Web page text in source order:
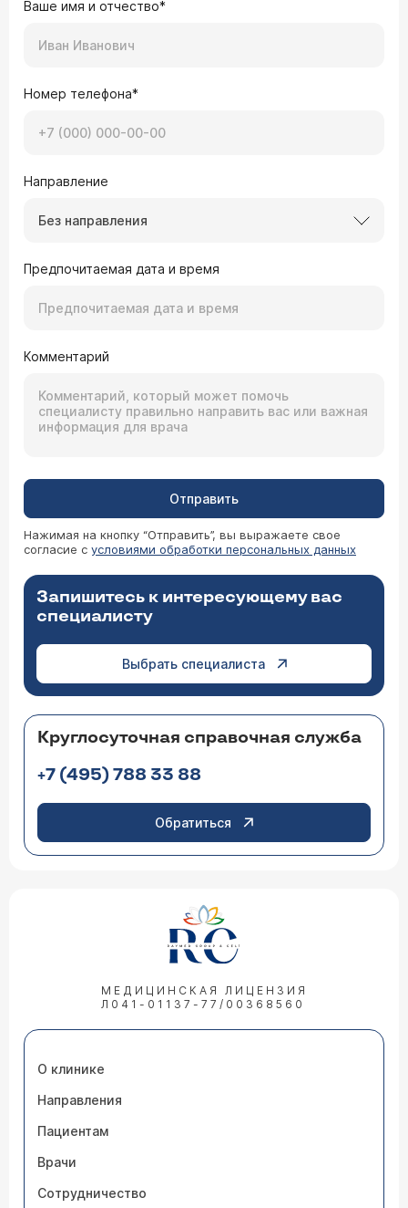
Ваше имя и отчество*
Номер телефона*
Направление
Без направления
Предпочитаемая дата и время
Комментарий
Отправить
Нажимая на кнопку “Отправить”, вы выражаете свое
согласие с условиями обработки персональных данных
Запишитесь к интересующему вас
специалисту
Выбрать специалиста
Круглосуточная справочная служба
+7 (495) 788 33 88
Обратиться
МЕДИЦИНСКАЯ ЛИЦЕНЗИЯ
Л041-01137-77/00368560
О клинике
Направления
Пациентам
Врачи
Сотрудничество